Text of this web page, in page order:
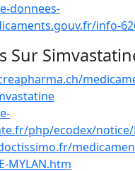
donnees-
info-
Sur
php/ecodex/notice/
MYLAN.htm